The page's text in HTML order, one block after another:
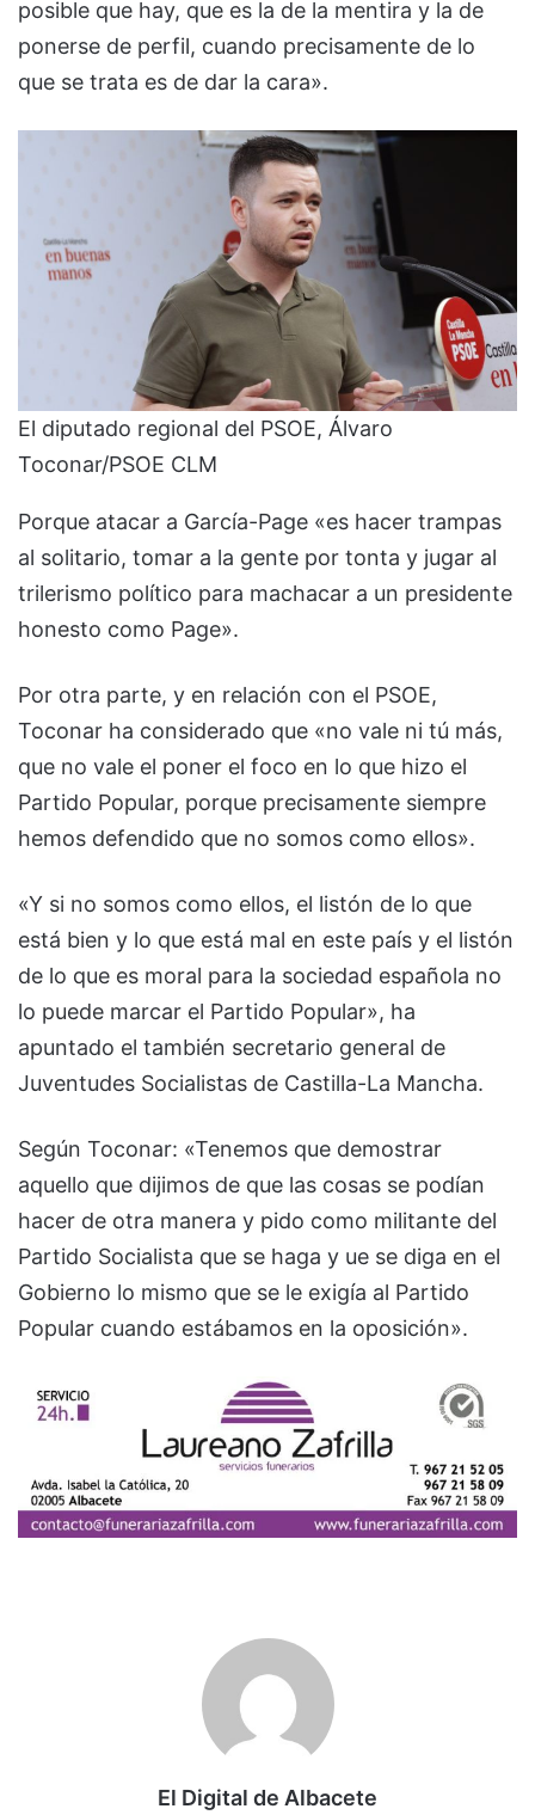
posible que hay, que es la de la mentira y la de
ponerse de perfil, cuando precisamente de lo
que se trata es de dar la cara».
El diputado regional del PSOE, Álvaro
Toconar/PSOE CLM
Porque atacar a García-Page «es hacer trampas
al solitario, tomar a la gente por tonta y jugar al
trilerismo político para machacar a un presidente
honesto como Page».
Por otra parte, y en relación con el PSOE,
Toconar ha considerado que «no vale ni tú más,
que no vale el poner el foco en lo que hizo el
Partido Popular, porque precisamente siempre
hemos defendido que no somos como ellos».
«Y si no somos como ellos, el listón de lo que
está bien y lo que está mal en este país y el listón
de lo que es moral para la sociedad española no
lo puede marcar el Partido Popular», ha
apuntado el también secretario general de
Juventudes Socialistas de Castilla-La Mancha.
Según Toconar: «Tenemos que demostrar
aquello que dijimos de que las cosas se podían
hacer de otra manera y pido como militante del
Partido Socialista que se haga y ue se diga en el
Gobierno lo mismo que se le exigía al Partido
Popular cuando estábamos en la oposición».
El Digital de Albacete